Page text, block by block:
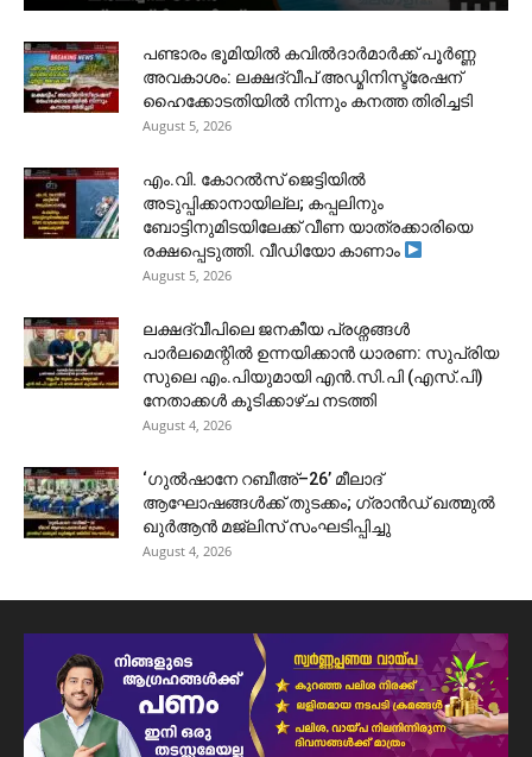
പണ്ടാരം ഭൂമിയിൽ കവിൽദാർമാർക്ക് പൂർണ്ണ
അവകാശം: ലക്ഷദ്വീപ് അഡ്മിനിസ്ട്രേഷന്
ഹൈക്കോടതിയിൽ നിന്നും കനത്ത തിരിച്ചടി
August 5, 2026
​എം.വി. കോറൽസ് ജെട്ടിയിൽ
അടുപ്പിക്കാനായില്ല; കപ്പലിനും
ബോട്ടിനുമിടയിലേക്ക് വീണ യാത്രക്കാരിയെ
രക്ഷപ്പെടുത്തി. വീഡിയോ കാണാം
August 5, 2026
ലക്ഷദ്വീപിലെ ജനകീയ പ്രശ്നങ്ങൾ
പാർലമെന്റിൽ ഉന്നയിക്കാൻ ധാരണ: സുപ്രിയ
സുലെ എം.പിയുമായി എൻ.സി.പി (എസ്.പി)
നേതാക്കൾ കൂടിക്കാഴ്ച നടത്തി
August 4, 2026
‘ഗുൽഷാനേ റബീഅ്–26’ മീലാദ്
ആഘോഷങ്ങൾക്ക് തുടക്കം; ഗ്രാൻഡ് ഖത്മുൽ
ഖുർആൻ മജ്‌ലിസ് സംഘടിപ്പിച്ചു
August 4, 2026